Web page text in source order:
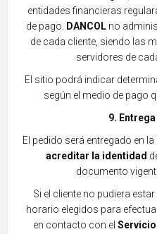
entidades financieras
de pago.
DANCOL no
de cada cliente, siendo las
servidores de ca
El sitio podrá indicar
según el medio de pago
9.
El pedido será entregado en la
acreditar la identidad
documento
Si el cliente no pudiera
horario elegidos para
en contacto con el